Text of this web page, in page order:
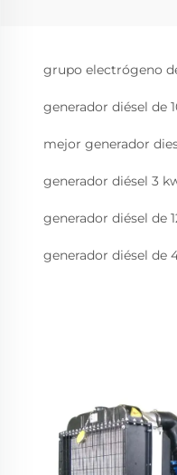
grupo electrógeno
generador diésel de
mejor generador
generador diésel 3
generador diésel de
generador diésel de